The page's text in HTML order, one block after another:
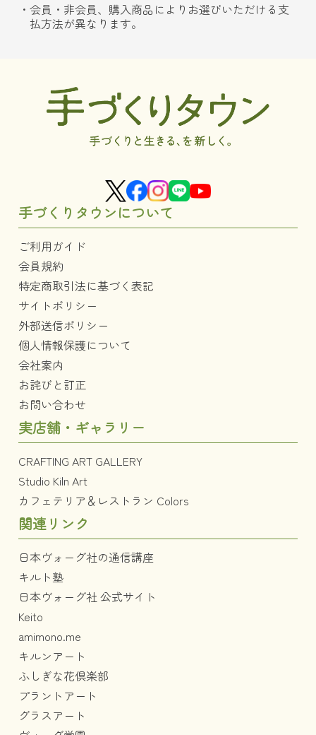
会員・非会員、購入商品によりお選びいただける支
払方法が異なります。
手づくりタウンについて
ご利用ガイド
会員規約
特定商取引法に基づく表記
サイトポリシー
外部送信ポリシー
個人情報保護について
会社案内
お詫びと訂正
お問い合わせ
実店舗・ギャラリー
CRAFTING ART GALLERY
Studio Kiln Art
カフェテリア＆レストラン Colors
関連リンク
日本ヴォーグ社の通信講座
キルト塾
日本ヴォーグ社 公式サイト
Keito
amimono.me
キルンアート
ふしぎな花倶楽部
プラントアート
グラスアート